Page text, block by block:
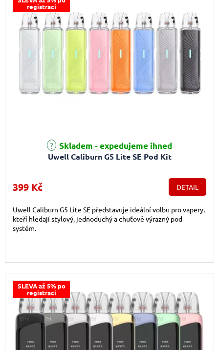
registraci
Uwell Caliburn G5 Lite SE Pod Kit
Skladem - expedujeme ihned
399 Kč DETAIL
Uwell Caliburn G5 Lite SE představuje ideální volbu pro vapery,
kteří hledají stylový, jednoduchý a chuťově výrazný pod
systém.
SLEVA až 5% po
registraci